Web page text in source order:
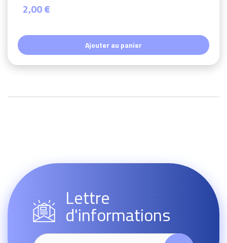
2,00 €
Ajouter au panier
Lettre
d'informations